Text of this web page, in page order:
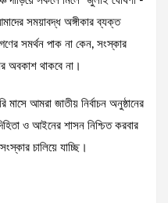
সময়াবদ্ধ অঙ্গীকার ব্যক্ত
সমর্থন পাক না কেন, সংস্কার
অবকাশ থাকবে না।
আমরা জাতীয় নির্বাচন অনুষ্ঠানের
ও আইনের শাসন নিশ্চিত করবার
চালিয়ে যাচ্ছি।